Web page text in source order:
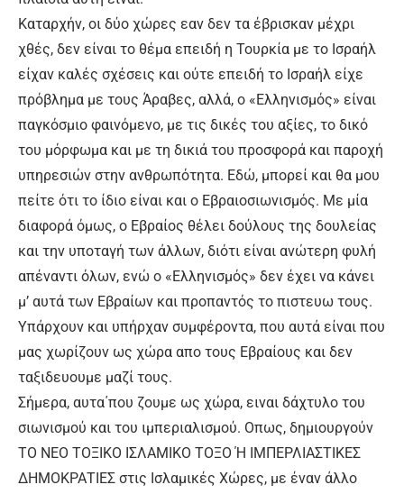
Καταρχήν, οι δύο χώρες εαν δεν τα έβρισκαν μέχρι
χθές, δεν είναι το θέμα επειδή η Τουρκία με το Ισραήλ
είχαν καλές σχέσεις και ούτε επειδή το Ισραήλ είχε
πρόβλημα με τους Άραβες, αλλά, ο «Ελληνισμός» είναι
παγκόσμιο φαινόμενο, με τις δικές του αξίες, το δικό
του μόρφωμα και με τη δικιά του προσφορά και παροχή
υπηρεσιών στην ανθρωπότητα. Εδώ, μπορεί και θα μου
πείτε ότι το ίδιο είναι και ο Εβραιοσιωνισμός. Με μία
διαφορά όμως, ο Εβραίος θέλει δούλους της δουλείας
και την υποταγή των άλλων, διότι είναι ανώτερη φυλή
απέναντι όλων, ενώ ο «Ελληνισμός» δεν έχει να κάνει
μ’ αυτά των Εβραίων και προπαντός το πιστευω τους.
Υπάρχουν και υπήρχαν συμφέροντα, που αυτά είναι που
μας χωρίζουν ως χώρα απο τους Εβραίους και δεν
ταξιδευουμε μαζί τους.
Σήμερα, αυτα΄που ζουμε ως χώρα, ειναι δάχτυλο του
σιωνισμού και του ιμπεριαλισμού. Οπως, δημιουργούν
ΤΟ ΝΕΟ ΤΟΞΙΚΟ ΙΣΛΑΜΙΚΟ ΤΟΞΟ Ή ΙΜΠΕΡΛΙΑΣΤΙΚΕΣ
ΔΗΜΟΚΡΑΤΙΕΣ στις Ισλαμικές Χώρες, με έναν άλλο